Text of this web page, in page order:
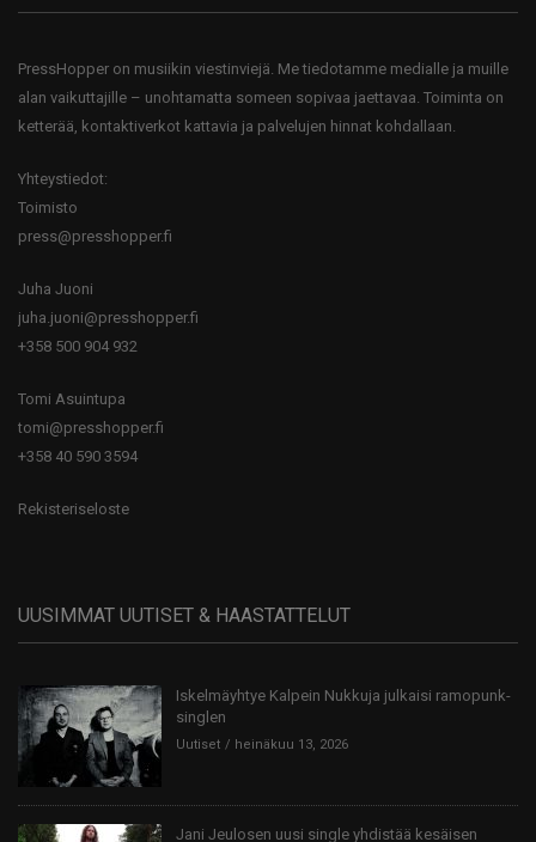
PressHopper on musiikin viestinviejä. Me tiedotamme medialle ja muille
alan vaikuttajille – unohtamatta someen sopivaa jaettavaa. Toiminta on
ketterää, kontaktiverkot kattavia ja palvelujen hinnat kohdallaan.
Yhteystiedot:
Toimisto
press@presshopper.fi
Juha Juoni
juha.juoni@presshopper.fi
+358 500 904 932
Tomi Asuintupa
tomi@presshopper.fi
+358 40 590 3594
Rekisteriseloste
UUSIMMAT UUTISET & HAASTATTELUT
Iskelmäyhtye Kalpein Nukkuja julkaisi ramopunk-
singlen
Uutiset heinäkuu 13, 2026
Jani Jeulosen uusi single yhdistää kesäisen